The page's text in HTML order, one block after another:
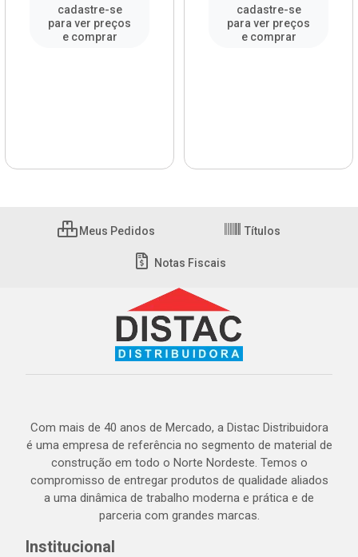
cadastre-se
para ver preços
e comprar
cadastre-se
para ver preços
e comprar
Meus Pedidos Títulos
Notas Fiscais
Com mais de 40 anos de Mercado, a Distac Distribuidora
é uma empresa de referência no segmento de material de
construção em todo o Norte Nordeste. Temos o
compromisso de entregar produtos de qualidade aliados
a uma dinâmica de trabalho moderna e prática e de
parceria com grandes marcas.
Institucional